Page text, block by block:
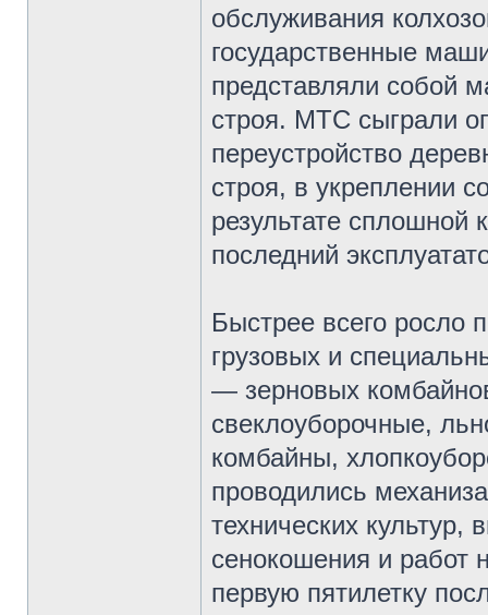
обслуживания
государственные
представляли собой
строя. МТС сыграли
переустройство
строя, в укреплении
результате сплошной
последний
Быстрее всего росло
грузовых и
— зерновых
свеклоуборочные,
комбайны,
проводились
технических культур,
сенокошения и работ
первую пятилетку